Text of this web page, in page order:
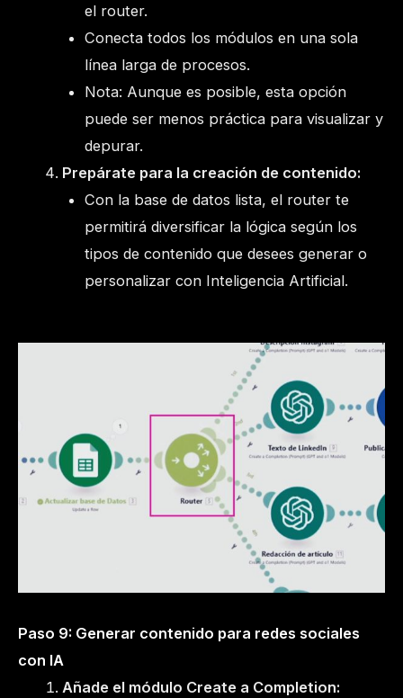
el router.
Conecta todos los módulos en una sola
línea larga de procesos.
Nota: Aunque es posible, esta opción
puede ser menos práctica para visualizar y
depurar.
Prepárate para la creación de contenido:
Con la base de datos lista, el router te
permitirá diversificar la lógica según los
tipos de contenido que desees generar o
personalizar con Inteligencia Artificial.
Paso 9: Generar contenido para redes sociales
con IA
Añade el módulo Create a Completion: